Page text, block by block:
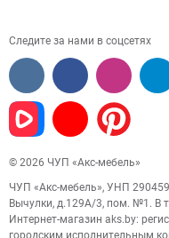
Следите за нами в соцсетях
© 2026 ЧУП «Акс-мебель»
ЧУП «Акс-мебель», УНП
Вычулки, д.129А/3, пом. №1. В
Интернет-магазин aks.by:
городским исполнительным